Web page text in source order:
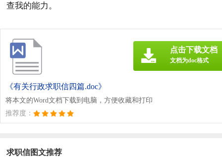
查我的能力。
《有关行政求职信四篇.doc》
将本文的Word文档下载到电脑，方便收藏和打印
推荐度：
点击下载文档
文档为doc格式
求职信图文推荐